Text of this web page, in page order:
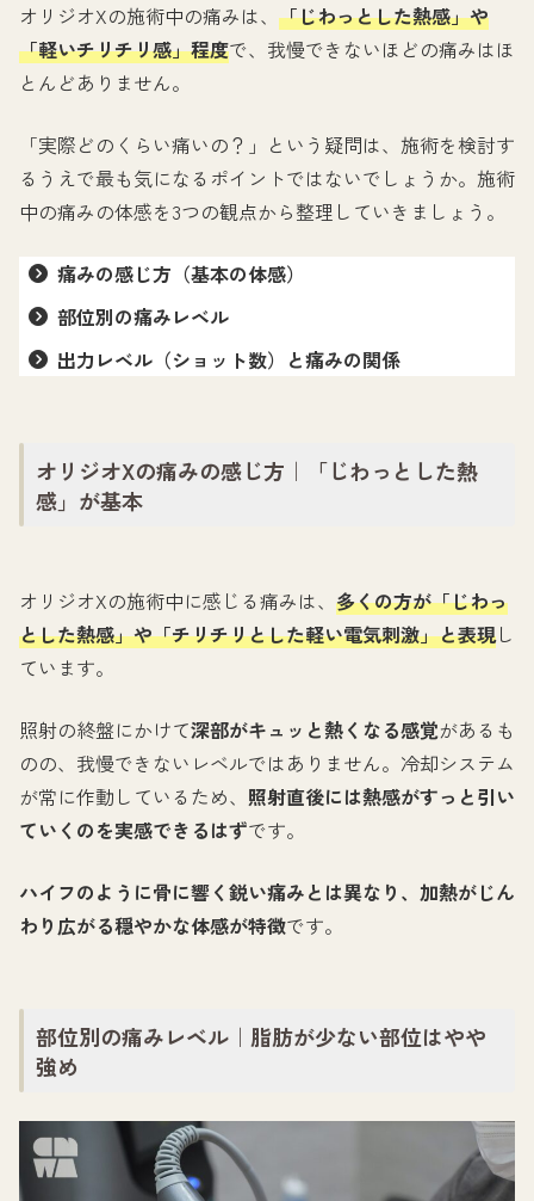
オリジオXの施術中の痛みは、 「じわっとした熱感」や
「軽いチリチリ感」程度で、我慢できないほどの痛みはほ
とんどありません。
「実際どのくらい痛いの？」という疑問は、施術を検討す
るうえで最も気になるポイントではないでしょうか。施術
中の痛みの体感を3つの観点から整理していきましょう。
痛みの感じ方（基本の体感）
部位別の痛みレベル
出力レベル（ショット数）と痛みの関係
オリジオXの痛みの感じ方｜「じわっとした熱
感」が基本
オリジオXの施術中に感じる痛みは、 多くの方が「じわっ
とした熱感」や「チリチリとした軽い電気刺激」と表現し
ています。
照射の終盤にかけて深部がキュッと熱くなる感覚があるも
のの、我慢できないレベルではありません。冷却システム
が常に作動しているため、 照射直後には熱感がすっと引い
ていくのを実感できるはずです。
ハイフのように骨に響く鋭い痛みとは異なり、加熱がじん
わり広がる穏やかな体感が特徴です。
部位別の痛みレベル｜脂肪が少ない部位はやや
強め